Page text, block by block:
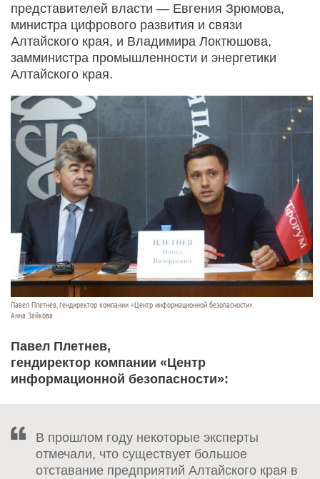
представителей власти — Евгения Зрюмова,
министра цифрового развития и связи
Алтайского края, и Владимира Локтюшова,
замминистра промышленности и энергетики
Алтайского края.
Павел Плетнев, гендиректор компании «Центр информационной безопасности».
Анна Зайкова
Павел Плетнев,
гендиректор компании «Центр
информационной безопасности»:
В прошлом году некоторые эксперты
отмечали, что существует большое
отставание предприятий Алтайского края в